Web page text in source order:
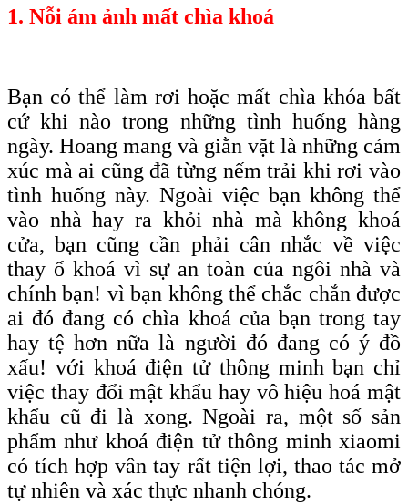
1. Nỗi ám ảnh mất chìa khoá
Bạn có thể làm rơi hoặc mất chìa khóabất
cứ khi nào trong những tình huống hàng
ngày. Hoang mang và giằn vặt là những cảm
xúc mà ai cũng đã từng nếm trải khi rơi vào
tình huống này. Ngoài việc bạn không thể
vào nhà hay ra khỏi nhà mà không khoá
cửa, bạn cũng cần phải cân nhắc về việc
thay ổ khoá vì sự an toàn của ngôi nhà và
chính bạn! vì bạn không thể chắc chắn được
ai đó đang có chìa khoá của bạn trong tay
hay tệ hơn nữa là người đó đang có ý đồ
xấu! với khoá điện tử thông minh bạn chỉ
việc thay đổi mật khẩu hay vô hiệu hoá mật
khẩu cũ đi là xong. Ngoài ra, một số sản
phẩm như khoá điện tử thông minh xiaomi
có tích hợp vân tay rất tiện lợi, thao tác mở
tự nhiên và xác thực nhanh chóng.